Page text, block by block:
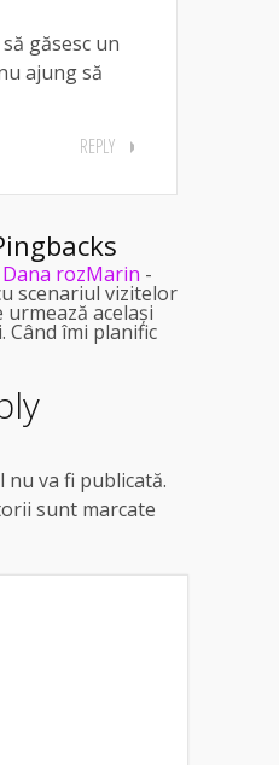
găsesc un
ajung să
REPLY
rozMarin -
scenariul vizitelor
același
îmi planific
nu va fi publicată.
sunt marcate